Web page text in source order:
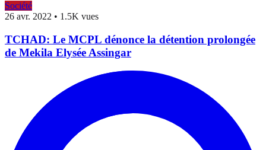
Société
26 avr. 2022 • 1.5K vues
TCHAD: Le MCPL dénonce la détention prolongée
de Mekila Elysée Assingar